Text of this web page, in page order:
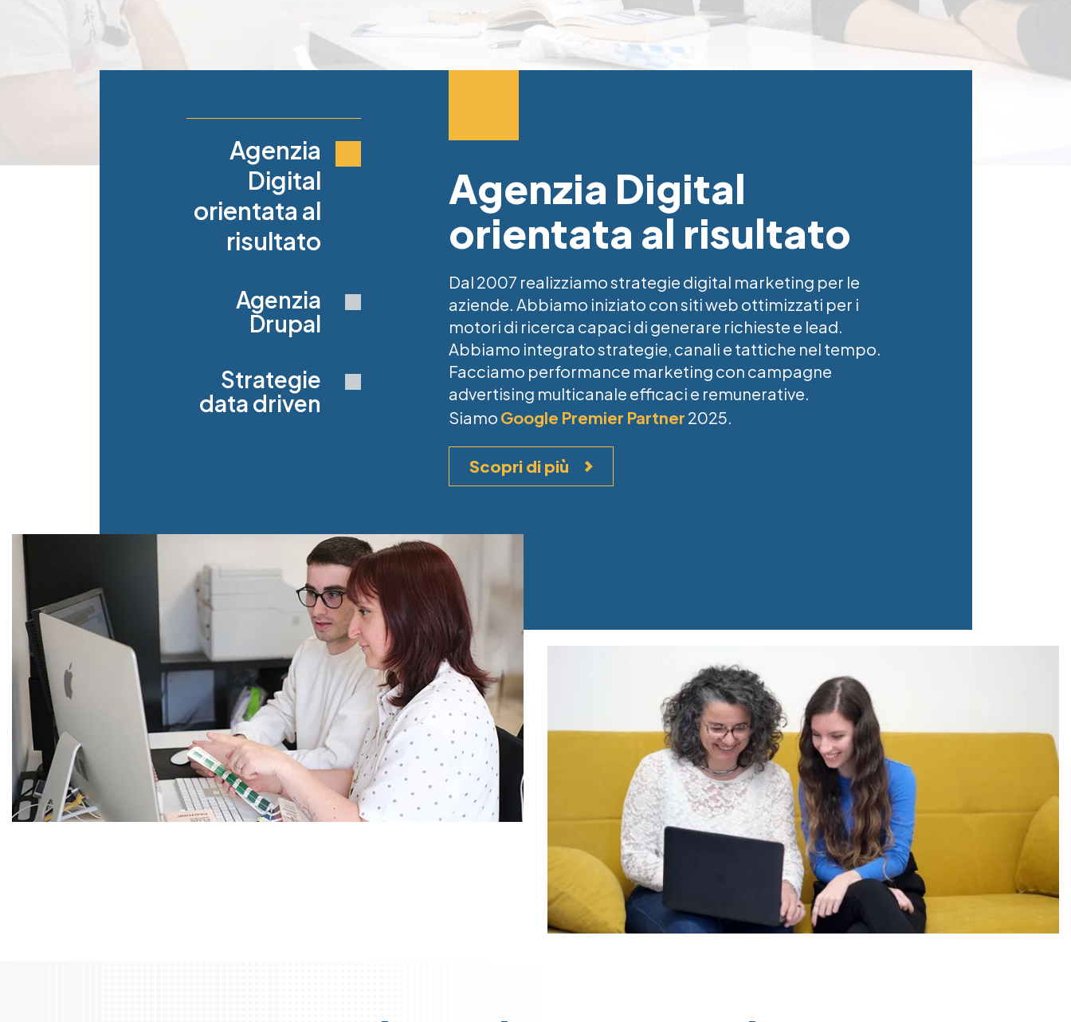
Agenzia
Digital
orientata al
risultato
Agenzia
Drupal
Strategie
data driven
Agenzia Digital
orientata al risultato
Dal 2007 realizziamo strategie digital marketing per le
aziende. Abbiamo iniziato con siti web ottimizzati per i
motori di ricerca capaci di generare richieste e lead.
Abbiamo integrato strategie, canali e tattiche nel tempo.
Facciamo performance marketing con campagne
advertising multicanale efficaci e remunerative.
Siamo Google Premier Partner 2025.
Scopri di più
Image